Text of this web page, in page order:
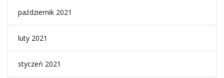
październik 2021
luty 2021
styczeń 2021